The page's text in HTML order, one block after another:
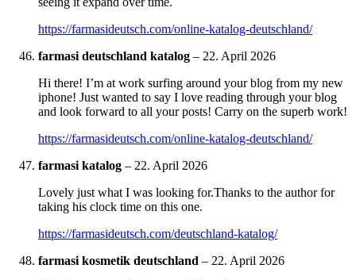
https://farmasideutsch.com/online-katalog-deutschland/
farmasi deutschland katalog – 22. April 2026
Hi there! I’m at work surfing around your blog from my new
iphone! Just wanted to say I love reading through your blog
and look forward to all your posts! Carry on the superb work!
https://farmasideutsch.com/online-katalog-deutschland/
farmasi katalog – 22. April 2026
Lovely just what I was looking for.Thanks to the author for
taking his clock time on this one.
https://farmasideutsch.com/deutschland-katalog/
farmasi kosmetik deutschland – 22. April 2026